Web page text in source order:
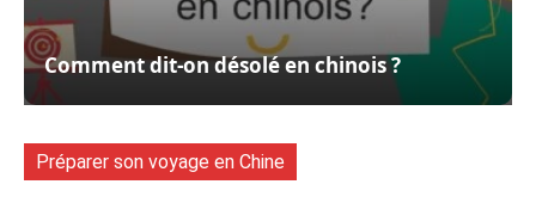
Comment dit-on désolé en chinois ?
Préparer son voyage en Chine